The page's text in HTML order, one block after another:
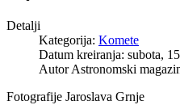
Detalji
Kategorija: Komete
Datum kreiranja: subota,
Autor Astronomski
Fotografije Jaroslava Grnje